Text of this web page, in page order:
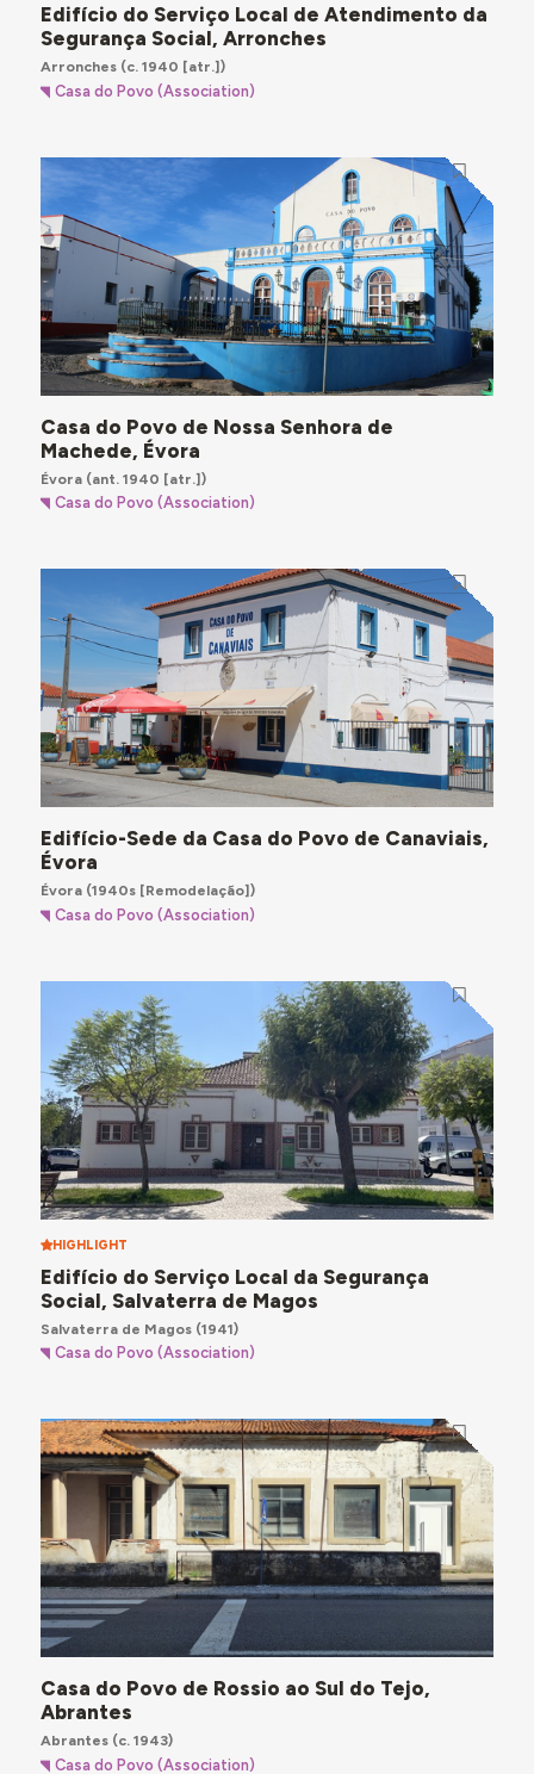
Edifício do Serviço Local de Atendimento da
Segurança Social, Arronches
Arronches(c. 1940 [atr.])
Casa do Povo (Association)
Casa do Povo de Nossa Senhora de
Machede, Évora
Évora(ant. 1940 [atr.])
Casa do Povo (Association)
Edifício-Sede da Casa do Povo de Canaviais,
Évora
Évora(1940s [Remodelação])
Casa do Povo (Association)
HIGHLIGHT
Edifício do Serviço Local da Segurança
Social, Salvaterra de Magos
Salvaterra de Magos(1941)
Casa do Povo (Association)
Casa do Povo de Rossio ao Sul do Tejo,
Abrantes
Abrantes(c. 1943)
Casa do Povo (Association)